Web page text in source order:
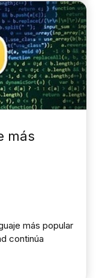
más
más popular
continúa